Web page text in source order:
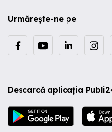
Urmărește-ne pe
Descarcă aplicația